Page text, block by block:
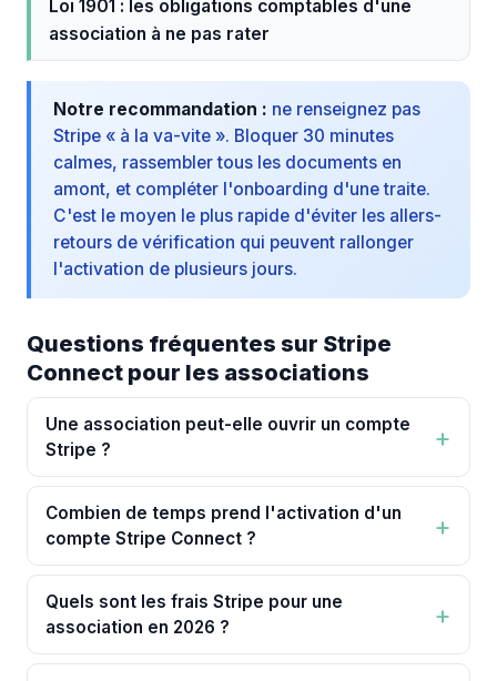
Loi 1901 : les obligations comptables d'une
association à ne pas rater
Notre recommandation : ne renseignez pas
Stripe « à la va-vite ». Bloquer 30 minutes
calmes, rassembler tous les documents en
amont, et compléter l'onboarding d'une traite.
C'est le moyen le plus rapide d'éviter les allers-
retours de vérification qui peuvent rallonger
l'activation de plusieurs jours.
Questions fréquentes sur Stripe
Connect pour les associations
Une association peut-elle ouvrir un compte
Stripe ?
Combien de temps prend l'activation d'un
compte Stripe Connect ?
Quels sont les frais Stripe pour une
association en 2026 ?